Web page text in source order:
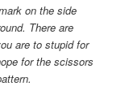
on the side
There are
are to stupid for
for the scissors